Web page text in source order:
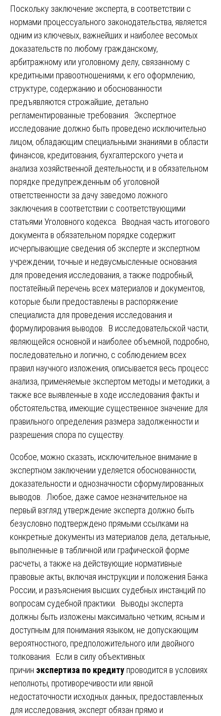
Поскольку заключение эксперта, в соответствии с
нормами процессуального законодательства, является
одним из ключевых, важнейших и наиболее весомых
доказательств по любому гражданскому,
арбитражному или уголовному делу, связанному с
кредитными правоотношениями, к его оформлению,
структуре, содержанию и обоснованности
предъявляются строжайшие, детально
регламентированные требования. Экспертное
исследование должно быть проведено исключительно
лицом, обладающим специальными знаниями в области
финансов, кредитования, бухгалтерского учета и
анализа хозяйственной деятельности, и в обязательном
порядке предупрежденным об уголовной
ответственности за дачу заведомо ложного
заключения в соответствии с соответствующими
статьями Уголовного кодекса. Вводная часть итогового
документа в обязательном порядке содержит
исчерпывающие сведения об эксперте и экспертном
учреждении, точные и недвусмысленные основания
для проведения исследования, а также подробный,
постатейный перечень всех материалов и документов,
которые были предоставлены в распоряжение
специалиста для проведения исследования и
формулирования выводов. В исследовательской части,
являющейся основной и наиболее объемной, подробно,
последовательно и логично, с соблюдением всех
правил научного изложения, описывается весь процесс
анализа, применяемые экспертом методы и методики, а
также все выявленные в ходе исследования факты и
обстоятельства, имеющие существенное значение для
правильного определения размера задолженности и
разрешения спора по существу.
Особое, можно сказать, исключительное внимание в
экспертном заключении уделяется обоснованности,
доказательности и однозначности сформулированных
выводов. Любое, даже самое незначительное на
первый взгляд утверждение эксперта должно быть
безусловно подтверждено прямыми ссылками на
конкретные документы из материалов дела, детальные,
выполненные в табличной или графической форме
расчеты, а также на действующие нормативные
правовые акты, включая инструкции и положения Банка
России, и разъяснения высших судебных инстанций по
вопросам судебной практики. Выводы эксперта
должны быть изложены максимально четким, ясным и
доступным для понимания языком, не допускающим
вероятностного, предположительного или двойного
толкования. Если в силу объективных
причин экспертиза по кредиту проводится в условиях
неполноты, противоречивости или явной
недостаточности исходных данных, предоставленных
для исследования, эксперт обязан прямо и